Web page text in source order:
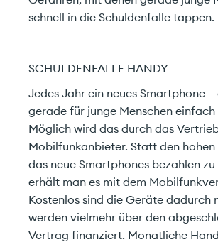
schnell in die Schuldenfalle tappen.
SCHULDENFALLE HANDY
Jedes Jahr ein neues Smartphone
gerade für junge Menschen einfach
Möglich wird das durch das
Mobilfunkanbieter. Statt den
das neue Smartphones bezahlen zu
erhält man es mit dem
Kostenlos sind die Geräte dadurch
werden vielmehr über den
Vertrag finanziert. Monatliche